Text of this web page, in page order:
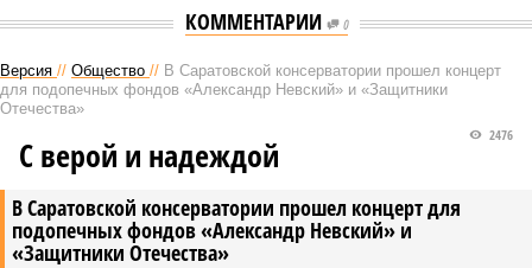
КОММЕНТАРИИ 0
Версия // Общество // В Саратовской консерватории прошел концерт
для подопечных фондов «Александр Невский» и «Защитники
Отечества»
В Саратовской консерватории прошел концерт для
подопечных фондов «Александр Невский» и
«Защитники Отечества»
2476
С верой и надеждой